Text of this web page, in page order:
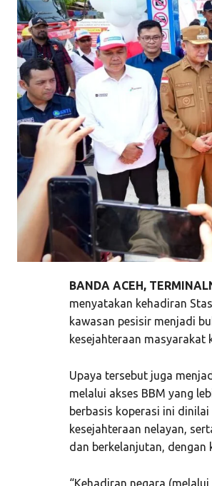
BANDA ACEH,
menyatakan kehadiran
kawasan pesisir menjadi
kesejahteraan masyarakat
Upaya tersebut juga
melalui akses BBM yang
berbasis koperasi ini
kesejahteraan nelayan,
dan berkelanjutan,
“Kehadiran negara